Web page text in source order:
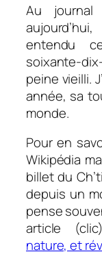
Au
entendu
soixante-
peine vieilli.
année, sa
monde.
Pour en
Wikipédia
billet du
depuis un
pense
article
nature, et